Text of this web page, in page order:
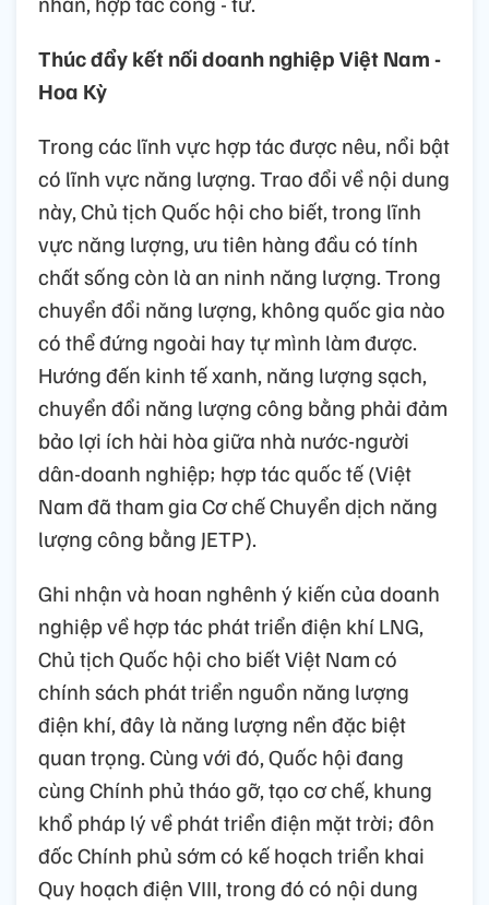
Thúc đẩy kết nối doanh nghiệp Việt Nam -
Hoa Kỳ
Trong các lĩnh vực hợp tác được nêu, nổi bật
có lĩnh vực năng lượng. Trao đổi về nội dung
này, Chủ tịch Quốc hội cho biết, trong lĩnh
vực năng lượng, ưu tiên hàng đầu có tính
chất sống còn là an ninh năng lượng. Trong
chuyển đổi năng lượng, không quốc gia nào
có thể đứng ngoài hay tự mình làm được.
Hướng đến kinh tế xanh, năng lượng sạch,
chuyển đổi năng lượng công bằng phải đảm
bảo lợi ích hài hòa giữa nhà nước-người
dân-doanh nghiệp; hợp tác quốc tế (Việt
Nam đã tham gia Cơ chế Chuyển dịch năng
lượng công bằng JETP).
Ghi nhận và hoan nghênh ý kiến của doanh
nghiệp về hợp tác phát triển điện khí LNG,
Chủ tịch Quốc hội cho biết Việt Nam có
chính sách phát triển nguồn năng lượng
điện khí, đây là năng lượng nền đặc biệt
quan trọng. Cùng với đó, Quốc hội đang
cùng Chính phủ tháo gỡ, tạo cơ chế, khung
khổ pháp lý về phát triển điện mặt trời; đôn
đốc Chính phủ sớm có kế hoạch triển khai
Quy hoạch điện VIII, trong đó có nội dung